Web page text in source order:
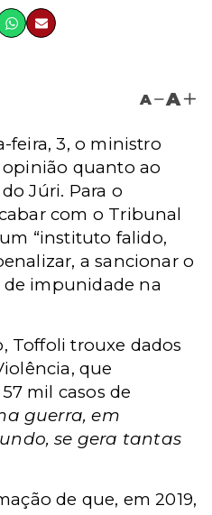
A A
feira, 3, o ministro
quanto ao
Júri. Para o
com o Tribunal
“instituto falido,
a sancionar o
impunidade na
Toffoli trouxe dados
que
mil casos de
guerra, em
se gera tantas
de que, em 2019,